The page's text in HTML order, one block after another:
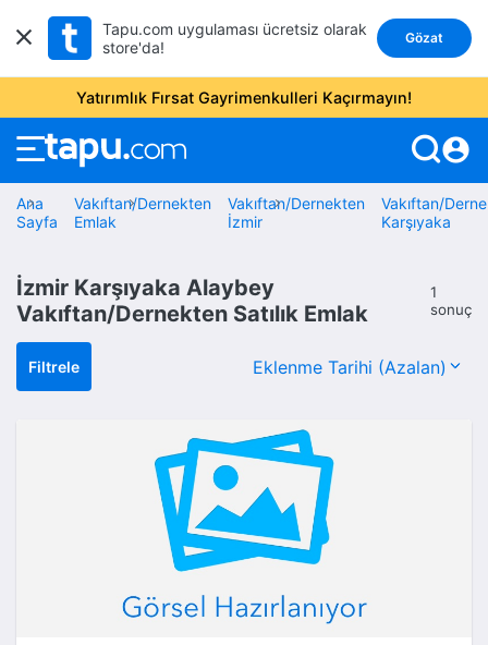
Tapu.com uygulaması ücretsiz olarak
store'da!
Gözat
Yatırımlık Fırsat Gayrimenkulleri Kaçırmayın!
account_circle
Ana
Sayfa
Vakıftan/Dernekten
Emlak
Vakıftan/Dernekten
İzmir
Vakıftan/
Karşıyaka
İzmir Karşıyaka Alaybey
Vakıftan/Dernekten Satılık Emlak
1
sonuç
Filtrele